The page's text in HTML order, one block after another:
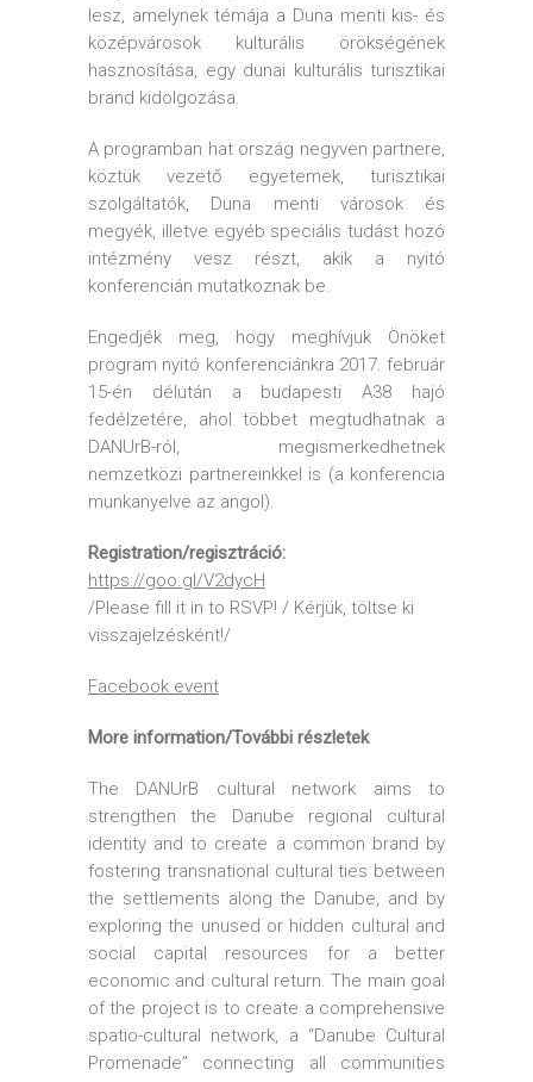
lesz, amelynek témája a Duna menti kis- és
középvárosok kulturális örökségének
hasznosítása, egy dunai kulturális turisztikai
brand kidolgozása.
A programban hat ország negyven partnere,
köztük vezető egyetemek, turisztikai
szolgáltatók, Duna menti városok és
megyék, illetve egyéb speciális tudást hozó
intézmény vesz részt, akik a nyitó
konferencián mutatkoznak be.
Engedjék meg, hogy meghívjuk Önöket
program nyitó konferenciánkra 2017. február
15-én délután a budapesti A38 hajó
fedélzetére, ahol többet megtudhatnak a
DANUrB-ról, megismerkedhetnek
nemzetközi partnereinkkel is (a konferencia
munkanyelve az angol).
Registration/regisztráció:
https://goo.gl/V2dycH
/Please fill it in to RSVP! / Kérjük, töltse ki
visszajelzésként!/
Facebook event
More information/További részletek
The DANUrB cultural network aims to
strengthen the Danube regional cultural
identity and to create a common brand by
fostering transnational cultural ties between
the settlements along the Danube, and by
exploring the unused or hidden cultural and
social capital resources for a better
economic and cultural return. The main goal
of the project is to create a comprehensive
spatio-cultural network, a “Danube Сultural
Promenade” connecting all communities